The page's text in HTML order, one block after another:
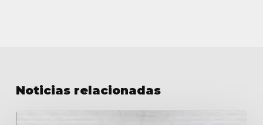
Noticias relacionadas
Entre